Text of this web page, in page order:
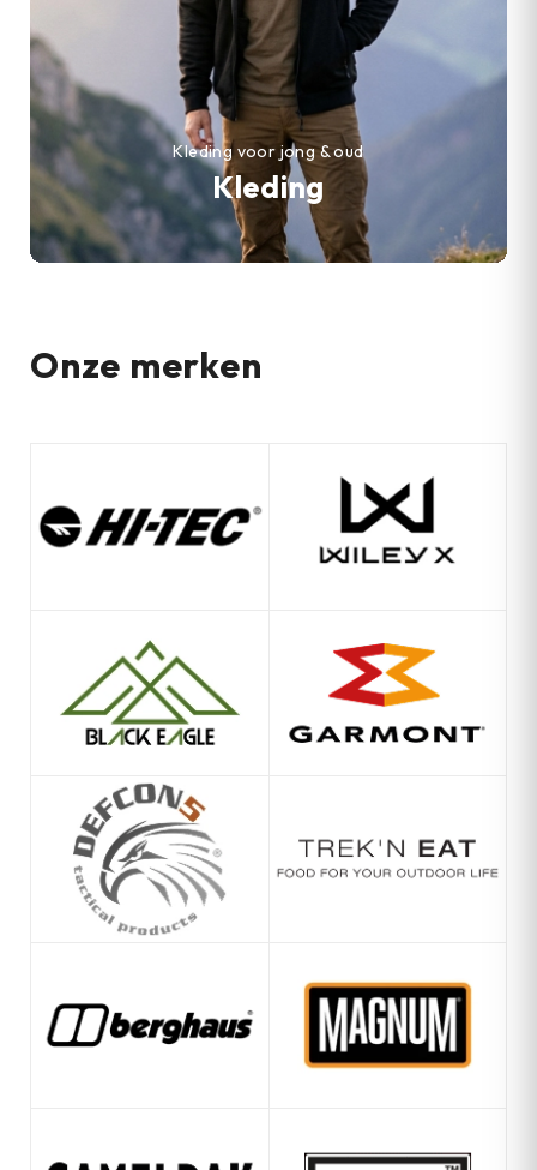
Kleding
Kleding voor jong & oud
Onze merken